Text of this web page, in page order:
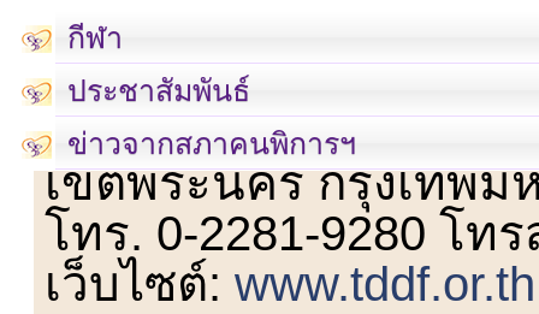
กีฬา
ประชาสัมพันธ์
ข่าวจากสภาคนพิการฯ
เลขที่ 23 ชั้น 2 ถนนวิ
เขตพระนคร กรุงเทพม
โทร. 0-2281-9280 โท
เว็บไซต์:www.tddf.or.th